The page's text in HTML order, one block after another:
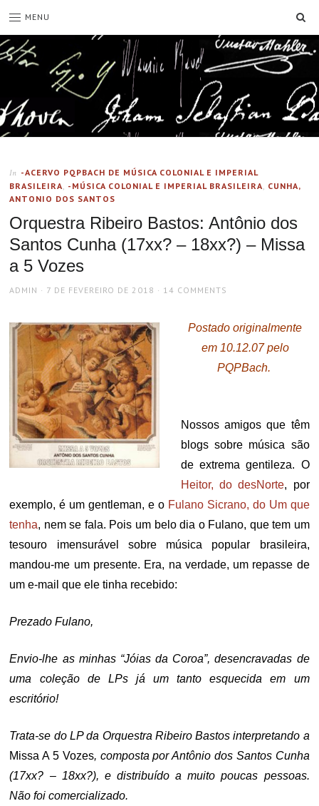
MENU
In -ACERVO PQPBACH DE MÚSICA COLONIAL E IMPERIAL
BRASILEIRA, -MÚSICA COLONIAL E IMPERIAL BRASILEIRA, CUNHA,
ANTONIO DOS SANTOS
Orquestra Ribeiro Bastos: Antônio dos
Santos Cunha (17xx? – 18xx?) – Missa
a 5 Vozes
AUTHOR
ADMIN
POSTED
7 DE FEVEREIRO DE 2018 14 COMMENTS
Postado originalmente
em 10.12.07 pelo
PQPBach.
Nossos amigos que têm
blogs sobre música são
de extrema gentileza. O
Heitor, do desNorte, por
exemplo, é um gentleman, e o Fulano Sicrano, do Um que
tenha, nem se fala. Pois um belo dia o Fulano, que tem um
tesouro imensurável sobre música popular brasileira,
mandou-me um presente. Era, na verdade, um repasse de
um e-mail que ele tinha recebido:
Prezado Fulano,
Envio-lhe as minhas “Jóias da Coroa”, desencravadas de
uma coleção de LPs já um tanto esquecida em um
escritório!
Trata-se do LP da Orquestra Ribeiro Bastos interpretando a
Missa A 5 Vozes, composta por Antônio dos Santos Cunha
(17xx? – 18xx?), e distribuído a muito poucas pessoas.
Não foi comercializado.